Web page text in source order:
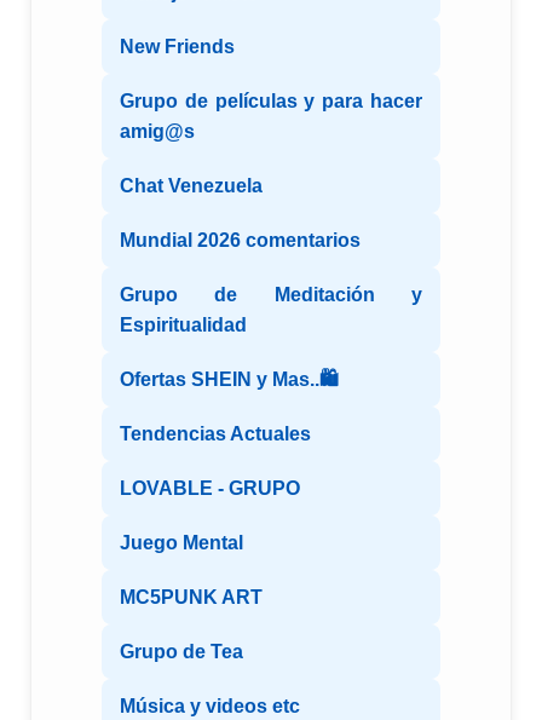
New Friends
Grupo de películas y para hacer
amig@s
Chat Venezuela
Mundial 2026 comentarios
Grupo de Meditación y
Espiritualidad
Ofertas SHEIN y Mas..🛍️
Tendencias Actuales
LOVABLE - GRUPO
Juego Mental
MC5PUNK ART
Grupo de Tea
Música y videos etc